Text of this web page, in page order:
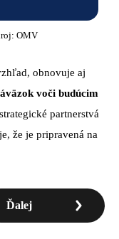
OMV
obnovuje aj
voči budúcim
partnerstvá
že je pripravená na
Ďalej